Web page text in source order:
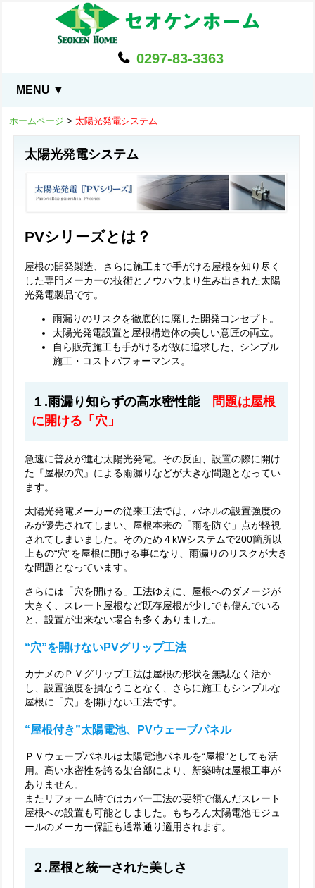
0297-83-3363
MENU ▼
ホームページ > 太陽光発電システム
太陽光発電システム
PVシリーズとは？
屋根の開発製造、さらに施工まで手がける屋根を知り尽く
した専門メーカーの技術とノウハウより生み出された太陽
光発電製品です。
雨漏りのリスクを徹底的に廃した開発コンセプト。
太陽光発電設置と屋根構造体の美しい意匠の両立。
自ら販売施工も手がけるが故に追求した、シンプル
施工・コストパフォーマンス。
１.雨漏り知らずの高水密性能
問題は屋根
に開ける「穴」
急速に普及が進む太陽光発電。その反面、設置の際に開け
た『屋根の穴』による雨漏りなどが大きな問題となってい
ます。
太陽光発電メーカーの従来工法では、パネルの設置強度の
みが優先されてしまい、屋根本来の「雨を防ぐ」点が軽視
されてしまいました。そのため４kWシステムで200箇所以
上もの“穴”を屋根に開ける事になり、雨漏りのリスクが大き
な問題となっています。
さらには「穴を開ける」工法ゆえに、屋根へのダメージが
大きく、スレート屋根など既存屋根が少しでも傷んでいる
と、設置が出来ない場合も多くありました。
“穴”を開けないPVグリップ工法
カナメのＰＶグリップ工法は屋根の形状を無駄なく活か
し、設置強度を損なうことなく、さらに施工もシンプルな
屋根に「穴」を開けない工法です。
“屋根付き”太陽電池、PVウェーブパネル
ＰＶウェーブパネルは太陽電池パネルを“屋根”としても活
用。高い水密性を誇る架台部により、新築時は屋根工事が
ありません。
またリフォーム時ではカバー工法の要領で傷んだスレート
屋根への設置も可能としました。もちろん太陽電池モジュ
ールのメーカー保証も通常通り適用されます。
２.屋根と統一された美しさ